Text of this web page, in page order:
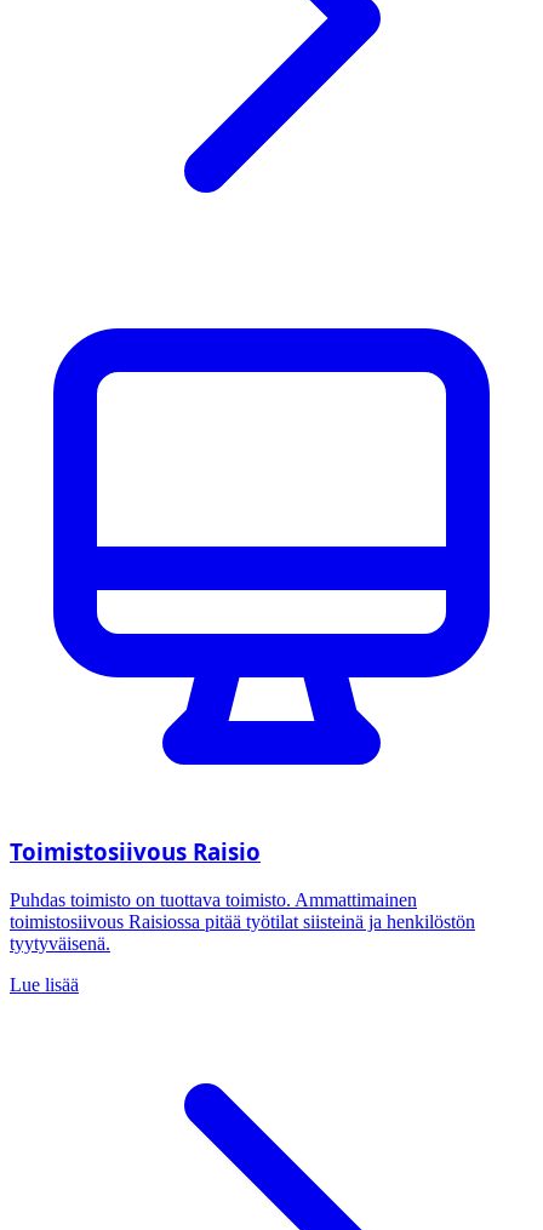
Toimistosiivous Raisio
Puhdas toimisto on tuottava toimisto. Ammattimainen
toimistosiivous Raisiossa pitää työtilat siisteinä ja henkilöstön
tyytyväisenä.
Lue lisää